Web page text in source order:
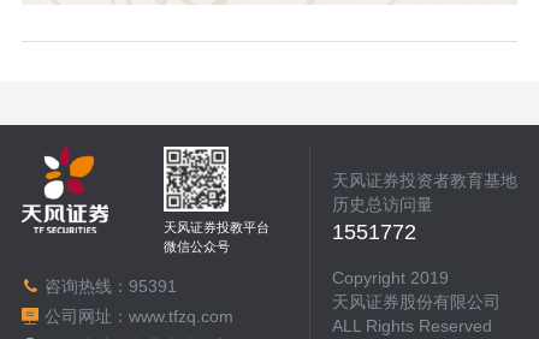
天风证券投教平台
微信公众号
咨询热线： 95391
公司网址： www.tfzq.com
天风证券投资者教育基地
历史总访问量
1551772
Copyright 2019
天风证券股份有限公司
ALL Rights Reserved